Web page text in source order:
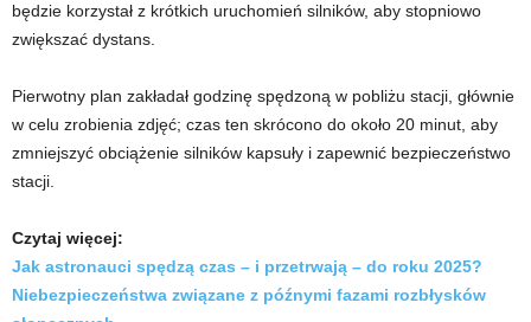
będzie korzystał z krótkich uruchomień silników, aby stopniowo
zwiększać dystans.
Pierwotny plan zakładał godzinę spędzoną w pobliżu stacji, głównie
w celu zrobienia zdjęć; czas ten skrócono do około 20 minut, aby
zmniejszyć obciążenie silników kapsuły i zapewnić bezpieczeństwo
stacji.
Czytaj więcej:
Jak astronauci spędzą czas – i przetrwają – do roku 2025?
Niebezpieczeństwa związane z późnymi fazami rozbłysków